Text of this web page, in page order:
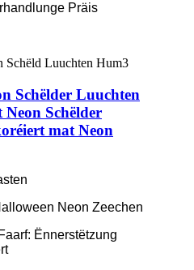
Präis
Schëlder Luuchten
Neon Schëlder
mat Neon
Neon Zeechen
Ënnerstëtzung